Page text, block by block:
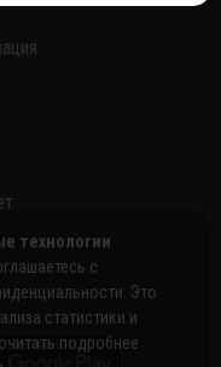
технологии
с
Это
статистики и
подробнее